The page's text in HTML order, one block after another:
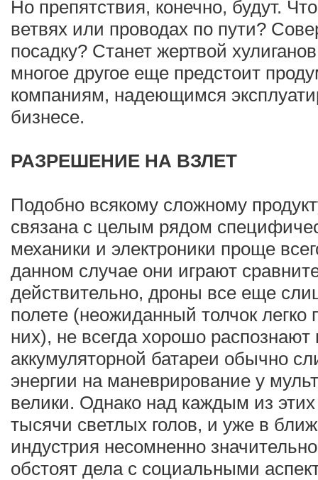
Но препятствия, конечно, будут.
ветвях или проводах по пути?
посадку? Станет жертвой
многое другое еще предстоит
компаниям, надеющимся
бизнесе.
РАЗРЕШЕНИЕ НА ВЗЛЕТ
Подобно всякому сложному
связана с целым рядом
механики и электроники проще
данном случае они играют
действительно, дроны все еще
полете (неожиданный толчок
них), не всегда хорошо распознают
аккумуляторной батареи обычно
энергии на маневрирование у
велики. Однако над каждым из
тысячи светлых голов, и уже в
индустрия несомненно
обстоят дела с социальными